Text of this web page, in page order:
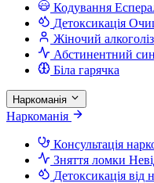
Кодування
Детоксикація
Жіночий
Абстинентний
Біла гарячка
Наркоманія
Наркоманія
Консультація
Зняття ломки
Детоксикація від